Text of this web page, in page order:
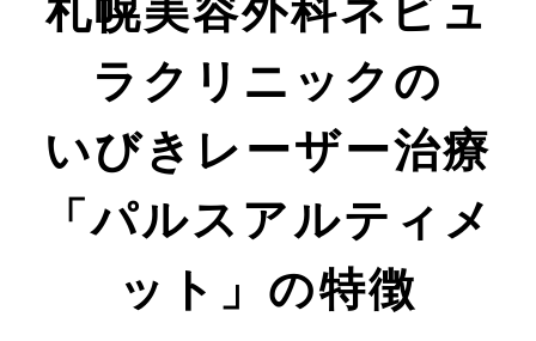
札幌美容外科ネビュ
ラクリニックの
いびきレーザー治療
「パルスアルティメ
ット」の特徴